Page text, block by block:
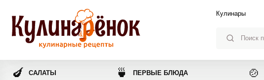
Кулинары
🍆 САЛАТЫ 🍵 ПЕРВЫЕ БЛЮДА 🍲